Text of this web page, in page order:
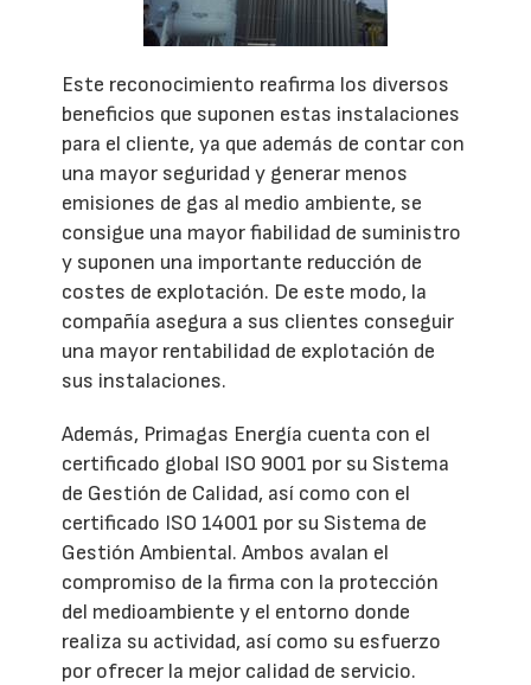
Este reconocimiento reafirma los diversos
beneficios que suponen estas instalaciones
para el cliente, ya que además de contar con
una mayor seguridad y generar menos
emisiones de gas al medio ambiente, se
consigue una mayor fiabilidad de suministro
y suponen una importante reducción de
costes de explotación. De este modo, la
compañía asegura a sus clientes conseguir
una mayor rentabilidad de explotación de
sus instalaciones.
Además, Primagas Energía cuenta con el
certificado global ISO 9001 por su Sistema
de Gestión de Calidad, así como con el
certificado ISO 14001 por su Sistema de
Gestión Ambiental. Ambos avalan el
compromiso de la firma con la protección
del medioambiente y el entorno donde
realiza su actividad, así como su esfuerzo
por ofrecer la mejor calidad de servicio.